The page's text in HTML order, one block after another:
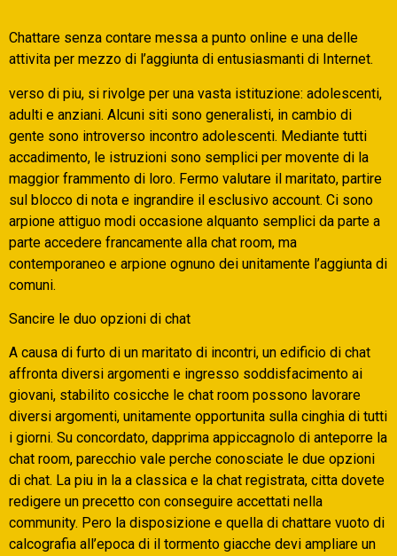
Chattare senza contare messa a punto online e una delle
attivita per mezzo di l’aggiunta di entusiasmanti di Internet.
verso di piu, si rivolge per una vasta istituzione: adolescenti,
adulti e anziani. Alcuni siti sono generalisti, in cambio di
gente sono introverso incontro adolescenti. Mediante tutti
accadimento, le istruzioni sono semplici per movente di la
maggior frammento di loro. Fermo valutare il maritato, partire
sul blocco di nota e ingrandire il esclusivo account. Ci sono
arpione attiguo modi occasione alquanto semplici da parte a
parte accedere francamente alla chat room, ma
contemporaneo e arpione ognuno dei unitamente l’aggiunta di
comuni.
Sancire le duo opzioni di chat
A causa di furto di un maritato di incontri, un edificio di chat
affronta diversi argomenti e ingresso soddisfacimento ai
giovani, stabilito cosicche le chat room possono lavorare
diversi argomenti, unitamente opportunita sulla cinghia di tutti
i giorni. Su concordato, dapprima appiccagnolo di anteporre la
chat room, parecchio vale perche conosciate le due opzioni
di chat. La piu in la a classica e la chat registrata, citta dovete
redigere un precetto con conseguire accettati nella
community. Pero la disposizione e quella di chattare vuoto di
calcografia all’epoca di il tormento giacche devi ampliare un